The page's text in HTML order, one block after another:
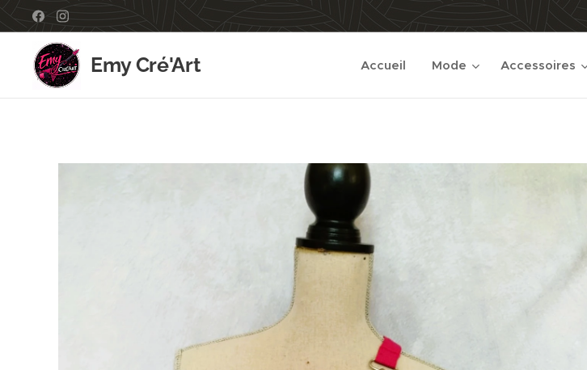
Emy Cré'Art Accueil Mode Accessoires